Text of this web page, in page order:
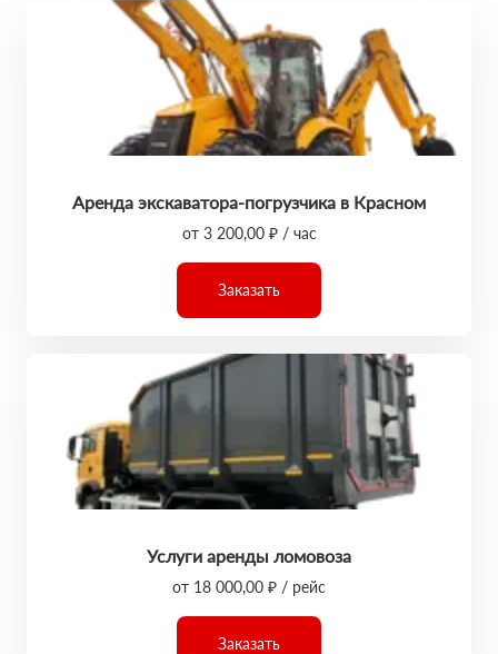
Аренда экскаватора-погрузчика в Красном
от 3 200,00 ₽ / час
Заказать
Услуги аренды ломовоза
от 18 000,00 ₽ / рейс
Заказать